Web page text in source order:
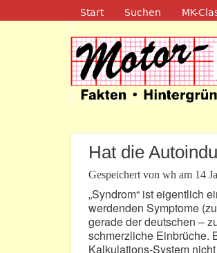
Navigation
Start Suchen MK-
Motor-
Hat die
Gespeichert von wh am 14
„Syndrom“ ist eigentlich
werdenden Symptome
gerade der deutschen –
schmerzliche Einbrüche.
Kalkulations-System